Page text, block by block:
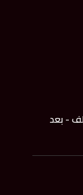
- بعد